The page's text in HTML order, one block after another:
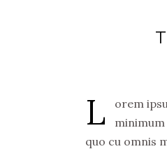
L
orem
quo cu omnis